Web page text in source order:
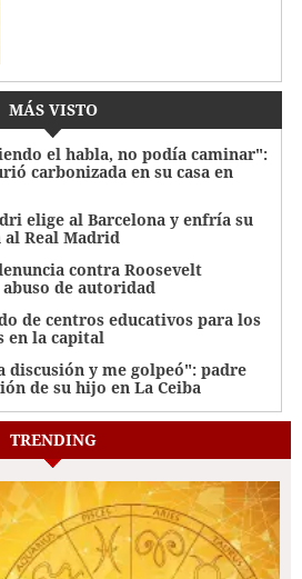
MÁS VISTO
el habla, no podía caminar":
carbonizada en su casa en
elige al Barcelona y enfría su
Real Madrid
contra Roosevelt
de autoridad
de centros educativos para los
en la capital
discusión y me golpeó": padre
de su hijo en La Ceiba
TRENDING